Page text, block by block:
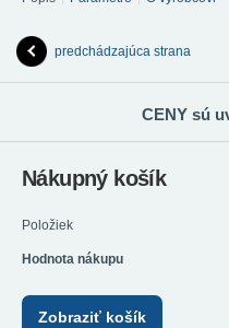
predchádzajúca strana
CENY sú
Nákupný košík
Položiek
Hodnota nákupu
Zobraziť košík